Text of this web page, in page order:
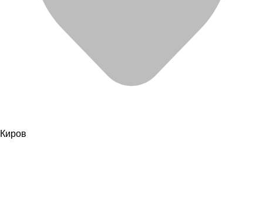
Киров